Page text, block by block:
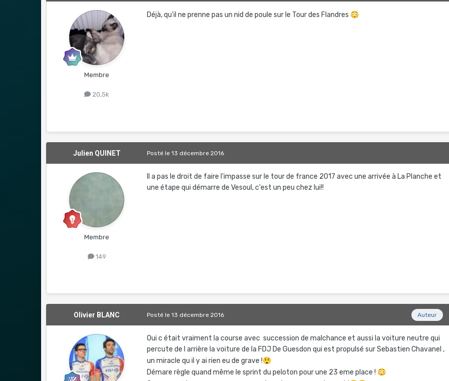
Membre
20,5k
Déjà, qu'il ne prenne pas un nid de poule sur le Tour des Flandres 😳
Julien QUINET
Membre
149
Postéle 13 décembre 2016
Il a pas le droit de faire l'impasse sur le tour de france 2017 avec une arrivée à La Planche et
une étape qui démarre de Vesoul, c'est un peu chez lui!!
Olivier BLANC Auteur
Postéle 13 décembre 2016
Oui c était vraiment la course avec succession de malchance et aussi la voiture neutre qui
percute de l arrière la voiture de la FDJ De Guesdon qui est propulsé sur Sebastien Chavanel ,
un miracle qu il y ai rien eu de grave !😲
Démare règle quand même le sprint du peloton pour une 23 eme place ! 😳